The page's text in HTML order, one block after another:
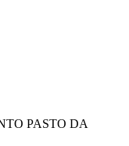
PASTO DA